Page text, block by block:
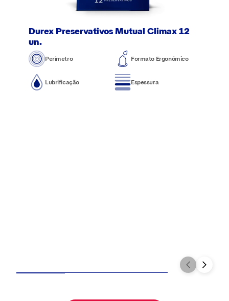
Durex Preservativos Mutual Climax 12
un.
Perímetro Formato Ergonómico
Lubrificação Espessura